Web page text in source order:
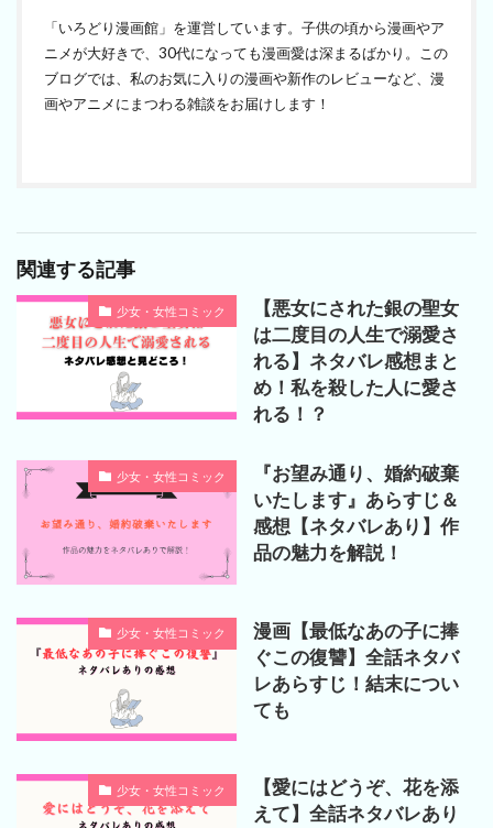
「いろどり漫画館」を運営しています。子供の頃から漫画やア
ニメが大好きで、30代になっても漫画愛は深まるばかり。この
ブログでは、私のお気に入りの漫画や新作のレビューなど、漫
画やアニメにまつわる雑談をお届けします！
関連する記事
少女・女性コミック
【悪女にされた銀の聖女
は二度目の人生で溺愛さ
れる】ネタバレ感想まと
め！私を殺した人に愛さ
れる！？
少女・女性コミック
『お望み通り、婚約破棄
いたします』あらすじ＆
感想【ネタバレあり】作
品の魅力を解説！
少女・女性コミック
漫画【最低なあの子に捧
ぐこの復讐】全話ネタバ
レあらすじ！結末につい
ても
少女・女性コミック
【愛にはどうぞ、花を添
えて】全話ネタバレあり